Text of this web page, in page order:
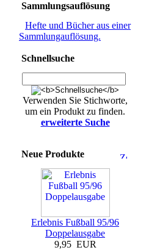
Sammlungsauflösung
Hefte und Bücher aus einer
Sammlungauflösung.
Schnellsuche
Verwenden Sie Stichworte,
um ein Produkt zu finden.
erweiterte Suche
Neue Produkte
Erlebnis Fußball 95/96
Doppelausgabe
9,95 EUR